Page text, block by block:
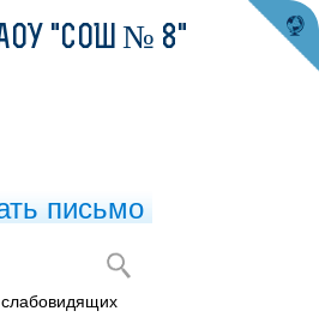
курение или
"СОШ № 8"
письмо